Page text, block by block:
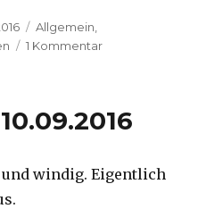
Kategorien
Allgemein
1 Kommentarzu
windig. Eigentlich